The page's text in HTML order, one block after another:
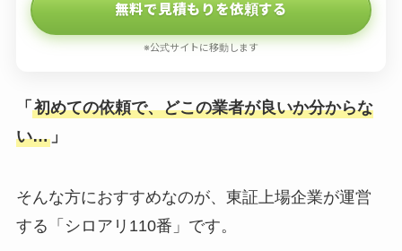
無料で見積もりを依頼する
※公式サイトに移動します
「 初めての依頼で、どこの業者が良いか分からな
い…」
そんな方におすすめなのが、東証上場企業が運営
する「シロアリ110番」です。